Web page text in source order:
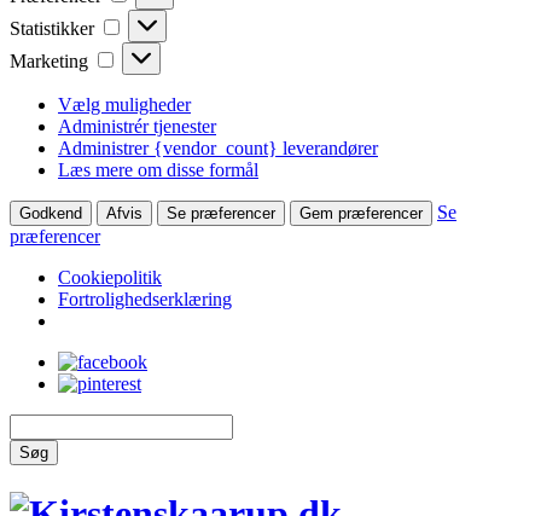
Statistikker Statistikker
Marketing Marketing
Vælg muligheder
Administrér tjenester
Administrer {vendor_count} leverandører
Læs mere om disse formål
Godkend Afvis Se præferencer Gem præferencer
Se
præferencer
Cookiepolitik
Fortrolighedserklæring
Søg